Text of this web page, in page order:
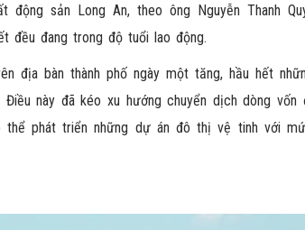
sản Long An, theo ông Nguyễn Thanh
đều đang trong độ tuổi lao động.
địa bàn thành phố ngày một tăng, hầu hết
này đã kéo xu hướng chuyển dịch dòng
phát triển những dự án đô thị vệ tinh với